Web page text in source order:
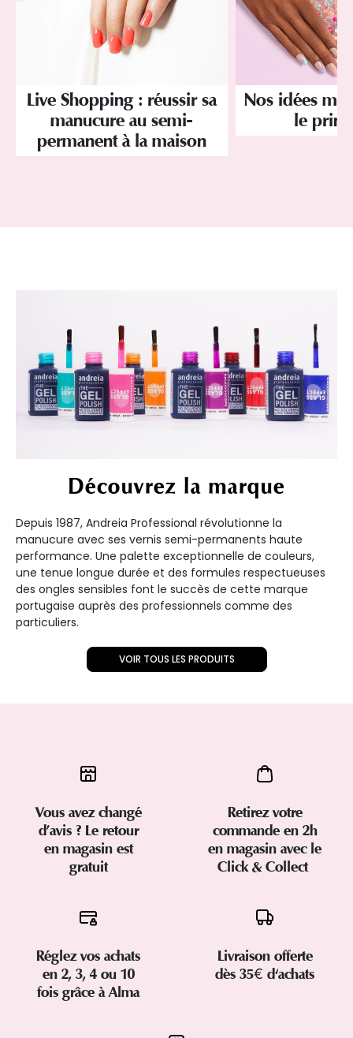
Live Shopping : réussir sa
manucure au semi-
permanent à la maison
Nos idées
le
Découvrez la marque
Depuis 1987, Andreia Professional révolutionne la
manucure avec ses vernis semi-permanents haute
performance. Une palette exceptionnelle de couleurs,
une tenue longue durée et des formules respectueuses
des ongles sensibles font le succès de cette marque
portugaise auprès des professionnels comme des
particuliers.
VOIR TOUS LES PRODUITS
Vous avez changé
d’avis ? Le retour
en magasin est
gratuit
Retirez votre
commande en 2h
en magasin avec le
Click & Collect
Réglez vos achats
en 2, 3, 4 ou 10
fois grâce à Alma
Livraison offerte
dès 35€ d'achats